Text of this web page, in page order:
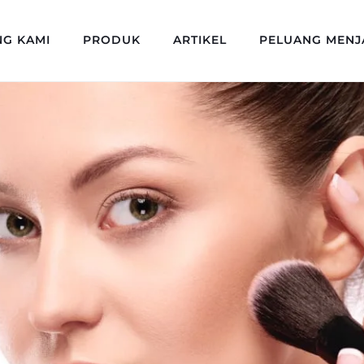
KAMI PRODUK ARTIKEL PELUANG